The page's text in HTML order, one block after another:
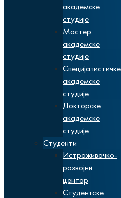
академске
студије
Мастер
академске
студије
Специјалистичке
академске
студије
Докторске
академске
студије
Студенти
Истраживачко-
развојни
центар
Студентске